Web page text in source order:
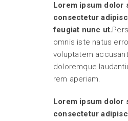
Lorem ipsum dolor
consectetur
feugiat nunc ut.
omnis iste natus
voluptatem
doloremque
rem aperiam.
Lorem ipsum dolor
consectetur